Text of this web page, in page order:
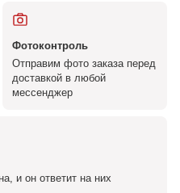
Фотоконтроль
Отправим фото заказа перед
доставкой в любой
мессенджер
и он ответит на них